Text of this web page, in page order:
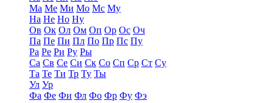
Ма Ме Ми Мо Мс Му
На Не Но Ну
Ов Ок Ол Ом Оп Ор Ос Оч
Па Пе Пи Пл По Пр Пс Пу
Ра Ре Ри Ру Ры
Са Св Се Си Ск Со Сп Ср Ст Су
Та Те Ти Тр Ту Ты
Ул Ур
Фа Фе Фи Фл Фо Фр Фу Фэ